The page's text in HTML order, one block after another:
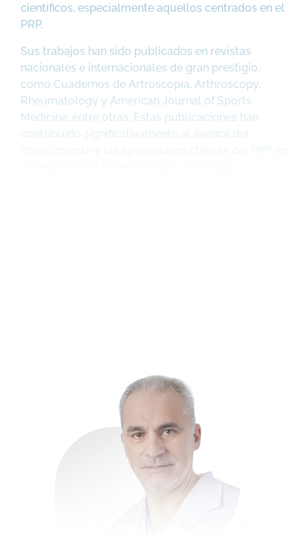
científicos, especialmente aquellos centrados en el
PRP.
Sus trabajos han sido publicados en revistas
nacionales e internacionales de gran prestigio,
como Cuadernos de Artroscopia, Arthroscopy,
Rheumatology y American Journal of Sports
Medicine, entre otras. Estas publicaciones han
contribuido significativamente al avance del